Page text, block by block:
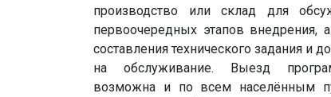
производство или склад для
первоочередных этапов внедрения,
составления технического задания и
на обслуживание. Выезд
возможна и по всем населённым